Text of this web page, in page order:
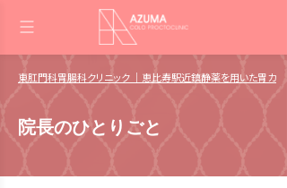
東肛門科胃腸科クリニック ｜恵比寿駅近鎮静薬を用いた胃
院長のひとりごと